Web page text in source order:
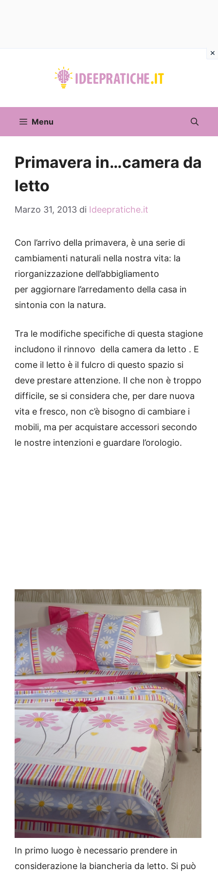
Menu
Primavera in…camera da
letto
Marzo 31, 2013 di Ideepratiche.it
Con l’arrivo della primavera, è una serie di
cambiamenti naturali nella nostra vita: la
riorganizzazione dell’abbigliamento
per aggiornare l’arredamento della casa in
sintonia con la natura.
Tra le modifiche specifiche di questa stagione
includono il rinnovo della camera da letto . E
come il letto è il fulcro di questo spazio si
deve prestare attenzione. Il che non è troppo
difficile, se si considera che, per dare nuova
vita e fresco, non c’è bisogno di cambiare i
mobili, ma per acquistare accessori secondo
le nostre intenzioni e guardare l’orologio.
In primo luogo è necessario prendere in
considerazione la biancheria da letto. Si può